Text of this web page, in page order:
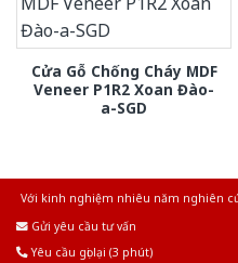
Cửa Gỗ Chống Cháy MDF
Veneer P1R2 Xoan Đào-
a-SGD
Với kinh nghiệm nhiêu năm nghiên
Gửi yêu cầu tư vấn
Yêu cầu gọi lại (3 phút)